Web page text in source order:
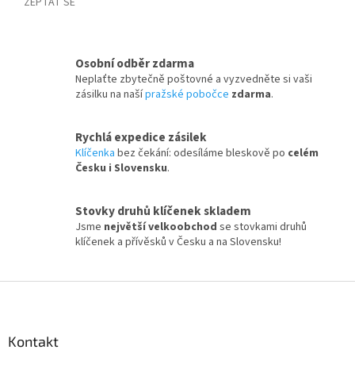
Osobní odběr zdarma
Neplaťte zbytečně poštovné a vyzvedněte si vaši
zásilku na našípražské pobočce zdarma.
Rychlá expedice zásilek
Klíčenka bez čekání: odesíláme bleskově po celém
Česku i Slovensku.
Stovky druhů klíčenek skladem
Jsme největší velkoobchod se stovkami druhů
klíčenek a přívěsků v Česku a na Slovensku!
Kontakt